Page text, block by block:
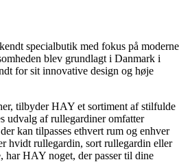
specialbutik med fokus på moderne
blev grundlagt i Danmark i
for sit innovative design og høje
tilbyder HAY et sortiment af stilfulde
udvalg af rullegardiner omfatter
kan tilpasses ethvert rum og enhver
hvidt rullegardin, sort rullegardin eller
har HAY noget, der passer til dine